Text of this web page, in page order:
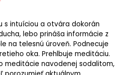
s intuíciou a otvára dokorán
lebo prináša informácie z
na telesnú úroveň. Podnecuje
oka. Prehlbuje meditáciu.
meditácie navodenej sodalitom,